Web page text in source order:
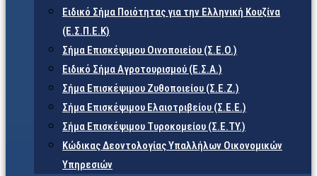
Ειδικό Σήμα Ποιότητας για την Ελληνική Κουζίνα
(Ε.Σ.Π.Ε.Κ)
Σήμα Επισκέψιμου Οινοποιείου (Σ.Ε.Ο.)
Ειδικό Σήμα Αγροτουρισμού (Ε.Σ.Α.)
Σήμα Επισκέψιμου Ζυθοποιείου (Σ.Ε.Ζ.)
Σήμα Επισκέψιμου Ελαιοτριβείου (Σ.Ε.Ε.)
Σήμα Επισκέψιμου Τυροκομείου (Σ.Ε.TY.)
Κώδικας Δεοντολογίας Υπαλλήλων Οικονομικών
Υπηρεσιών